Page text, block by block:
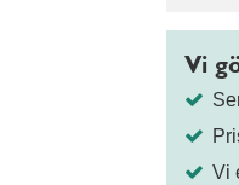
Vi
Vi